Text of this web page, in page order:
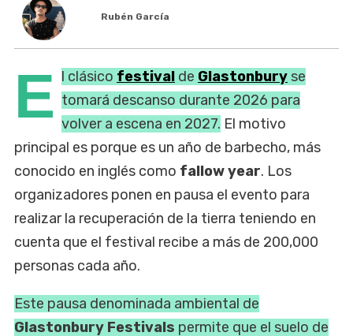
Rubén García
E l clásico festival de Glastonbury se
tomará descanso durante 2026 para
volver a escena en 2027. El motivo
principal es porque es un año de barbecho, más
conocido en inglés como fallow year. Los
organizadores ponen en pausa el evento para
realizar la recuperación de la tierra teniendo en
cuenta que el festival recibe a más de 200,000
personas cada año.
Este pausa denominada ambiental de
Glastonbury Festivals permite que el suelo de